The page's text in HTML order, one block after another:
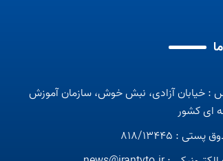
: خیابان آزادی، نبش خوش، سازمان آموزش
ای کشور
: 818/13445